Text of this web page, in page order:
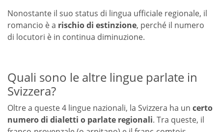
Nonostante il suo status di lingua ufficiale regionale, il
romancio è a rischio di estinzione, perché il numero
di locutori è in continua diminuzione.
Quali sono le altre lingue parlate in
Svizzera?
Oltre a queste 4 lingue nazionali, la Svizzera ha un certo
numero di dialetti o parlate regionali. Tra queste, il